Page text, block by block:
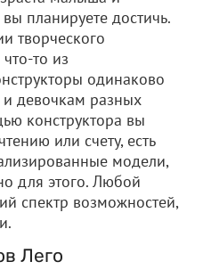
планируете достичь.
творческого
то из
одинаково
девочкам разных
конструктора вы
или счету, есть
модели,
для этого. Любой
спектр возможностей,
Лего